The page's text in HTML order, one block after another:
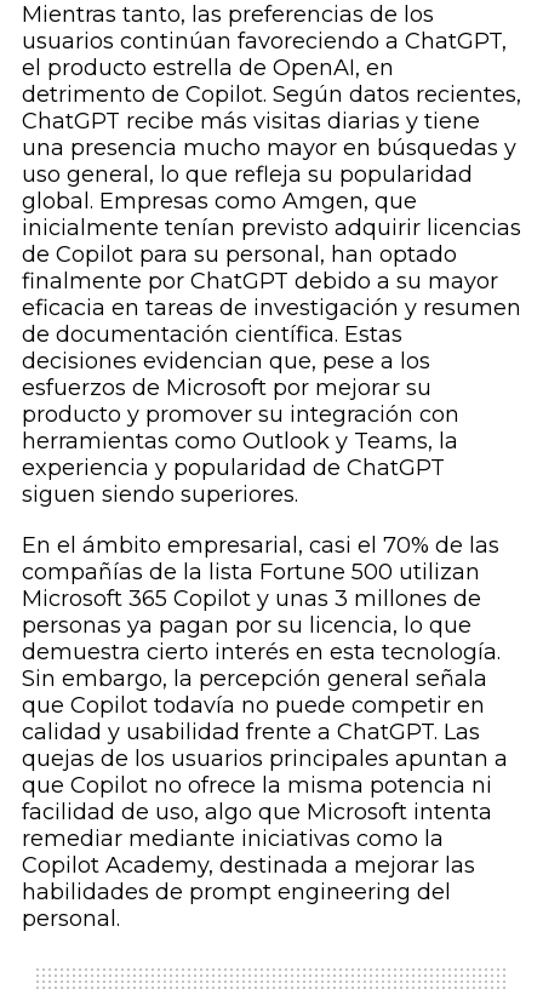
Mientras tanto, las preferencias de los
usuarios continúan favoreciendo a ChatGPT,
el producto estrella de OpenAI, en
detrimento de Copilot. Según datos recientes,
ChatGPT recibe más visitas diarias y tiene
una presencia mucho mayor en búsquedas y
uso general, lo que refleja su popularidad
global. Empresas como Amgen, que
inicialmente tenían previsto adquirir licencias
de Copilot para su personal, han optado
finalmente por ChatGPT debido a su mayor
eficacia en tareas de investigación y resumen
de documentación científica. Estas
decisiones evidencian que, pese a los
esfuerzos de Microsoft por mejorar su
producto y promover su integración con
herramientas como Outlook y Teams, la
experiencia y popularidad de ChatGPT
siguen siendo superiores.
En el ámbito empresarial, casi el 70% de las
compañías de la lista Fortune 500 utilizan
Microsoft 365 Copilot y unas 3 millones de
personas ya pagan por su licencia, lo que
demuestra cierto interés en esta tecnología.
Sin embargo, la percepción general señala
que Copilot todavía no puede competir en
calidad y usabilidad frente a ChatGPT. Las
quejas de los usuarios principales apuntan a
que Copilot no ofrece la misma potencia ni
facilidad de uso, algo que Microsoft intenta
remediar mediante iniciativas como la
Copilot Academy, destinada a mejorar las
habilidades de prompt engineering del
personal.